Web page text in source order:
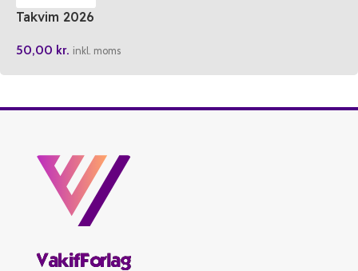
Takvim 2026
50,00 kr. inkl. moms